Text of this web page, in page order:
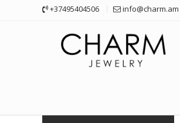
+37495404506 info@charm.am